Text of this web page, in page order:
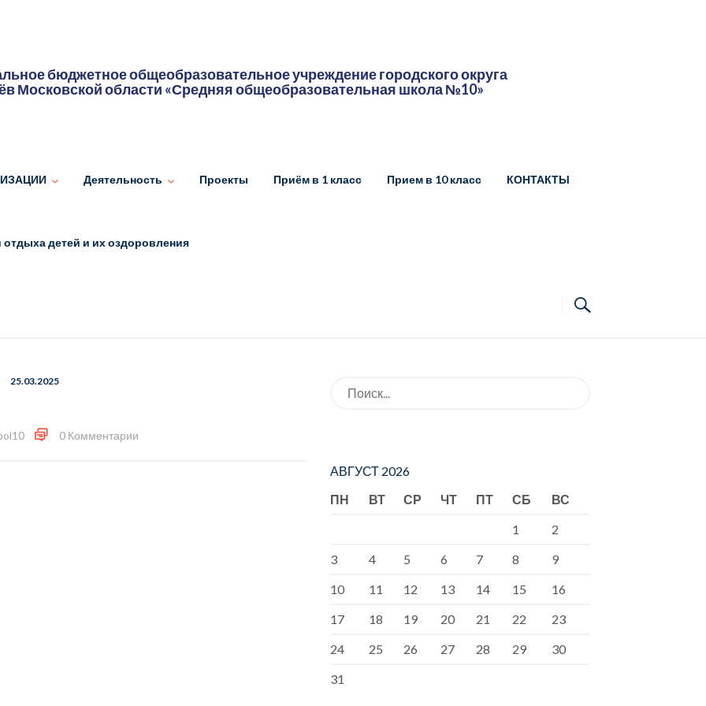
бюджетное общеобразовательное учреждение городского округа
Московской области «Средняя общеобразовательная школа №10»
Деятельность Проекты Приём в 1 класс Прием в 10 класс КОНТАКТЫ
детей и их оздоровления
25.03.2025
0 Комментарии
Искать:
АВГУСТ 2026
ПН
ВТ СР ЧТ ПТ СБ
ВС
1
2
3
4 5 6 7 8
9
10
11 12 13 14 15
16
17
18 19 20 21 22
23
24
25 26 27 28 29
30
31